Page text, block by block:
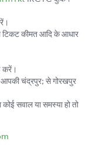
टिकट कीमत आदि के आधार
करें।
आपकी चंद्रपुर; से गोरखपुर
सवाल या समस्या हो तो